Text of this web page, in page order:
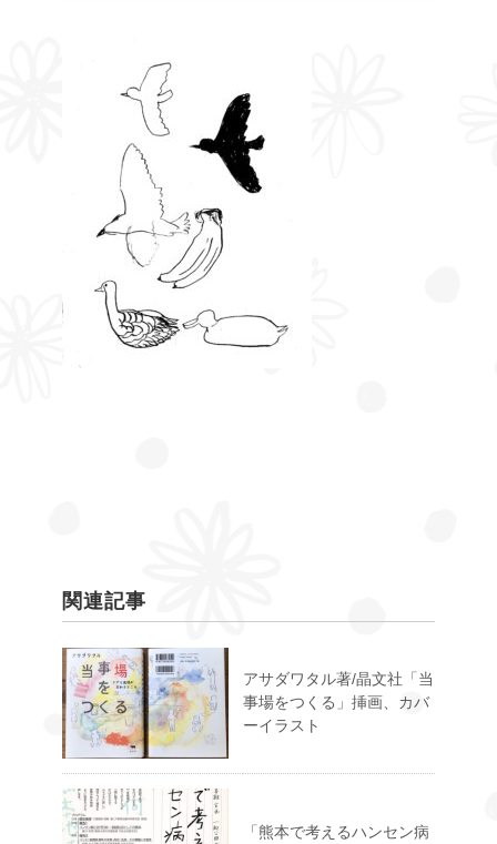
関連記事
アサダワタル著/晶文社「当
事場をつくる」挿画、カバ
ーイラスト
「熊本で考えるハンセン病